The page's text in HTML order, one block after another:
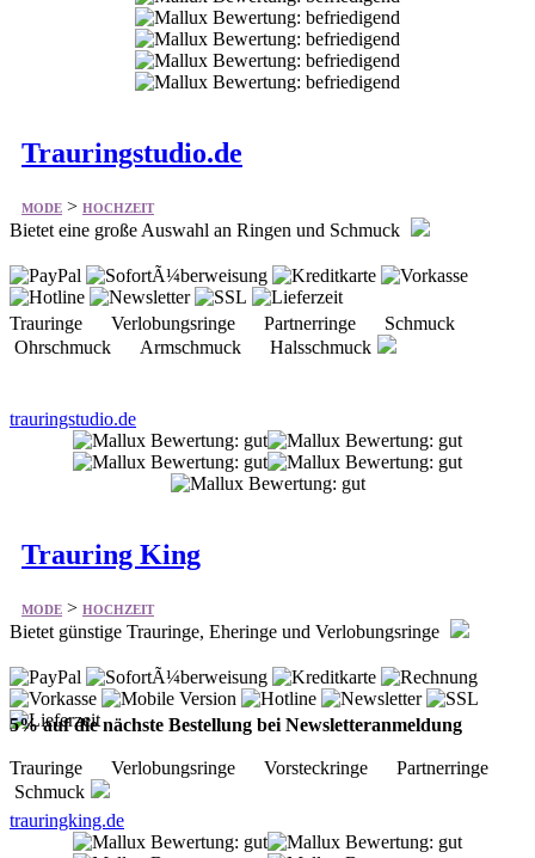
Trauringstudio.de
MODE > HOCHZEIT
Bietet eine große Auswahl an Ringen und Schmuck
Trauringe Verlobungsringe Partnerringe Schmuck
Ohrschmuck Armschmuck Halsschmuck
trauringstudio.de
Trauring King
MODE > HOCHZEIT
Bietet günstige Trauringe, Eheringe und Verlobungsringe
5% auf die nächste Bestellung bei Newsletteranmeldung
Trauringe Verlobungsringe Vorsteckringe Partnerringe
Schmuck
trauringking.de